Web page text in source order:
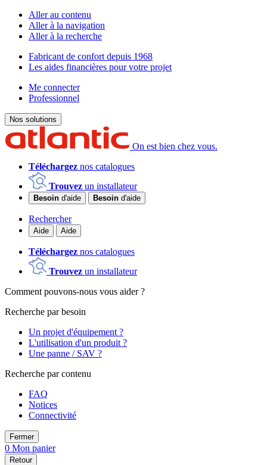
Aller au contenu
Aller à la navigation
Aller à la recherche
Fabricant de confort depuis 1968
Les aides financières pour votre projet
Me connecter
Professionnel
Nos solutions
On est bien chez vous.
Téléchargez nos catalogues
Trouvez un installateur
Besoin d'aide Besoin d'aide
Rechercher
Aide Aide
Téléchargez nos catalogues
Trouvez un installateur
Comment pouvons-nous vous aider ?
Recherche par besoin
Un projet d'équipement ?
L'utilisation d'un produit ?
Une panne / SAV ?
Recherche par contenu
FAQ
Notices
Connectivité
Fermer
0 Mon panier
Retour